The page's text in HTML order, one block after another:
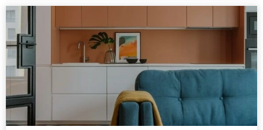
этих групп материалов....